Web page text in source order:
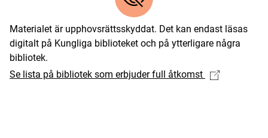
Materialet är upphovsrättsskyddat. Det kan endast läsas
digitalt på Kungliga biblioteket och på ytterligare några
bibliotek.
Se lista på bibliotek som erbjuder full åtkomst